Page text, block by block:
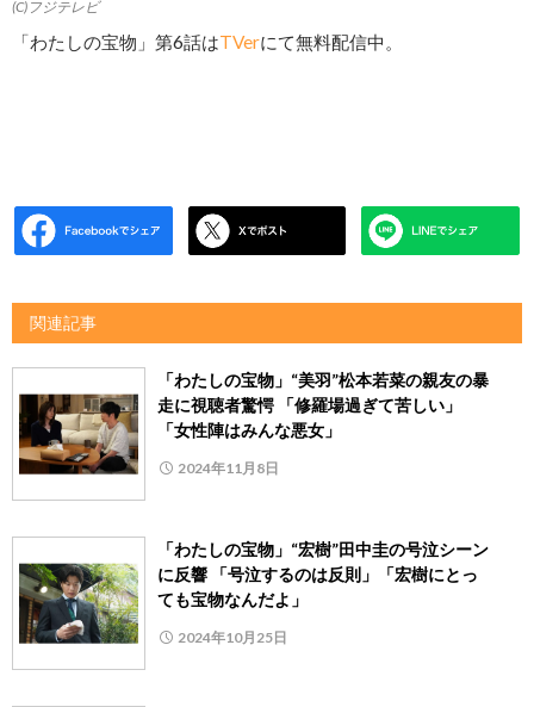
(C)フジテレビ
「わたしの宝物」第6話はTVerにて無料配信中。
関連記事
「わたしの宝物」“美羽”松本若菜の親友の暴
走に視聴者驚愕 「修羅場過ぎて苦しい」
「女性陣はみんな悪女」
2024年11月8日
「わたしの宝物」“宏樹”田中圭の号泣シーン
に反響 「号泣するのは反則」「宏樹にとっ
ても宝物なんだよ」
2024年10月25日